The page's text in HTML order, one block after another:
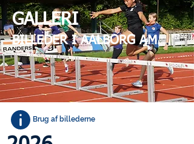
GALLERI
BILLEDER I AALBORG AM
Brug af billederne